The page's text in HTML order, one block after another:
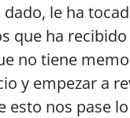
le ha
que ha
no tiene
y empezar a
esto nos pase